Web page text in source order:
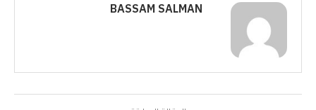
BASSAM SALMAN